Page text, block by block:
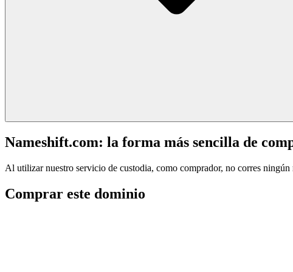
Nameshift.com: la forma más sencilla de
Al utilizar nuestro servicio de custodia, como comprador, no corres
Comprar este dominio